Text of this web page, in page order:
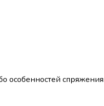
особенностей